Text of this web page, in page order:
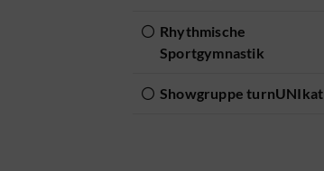
Rhythmische
Sportgymnastik
Showgruppe turnUNIkat